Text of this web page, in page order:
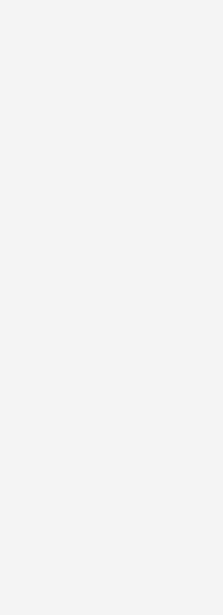
100km; kombinierter
Klasse: C.
4,7
Emission: 106 g/km;
Comfort+
4,9
Emission: 110 g/km;
100km; kombinierter
Klasse: D
Emission: 119